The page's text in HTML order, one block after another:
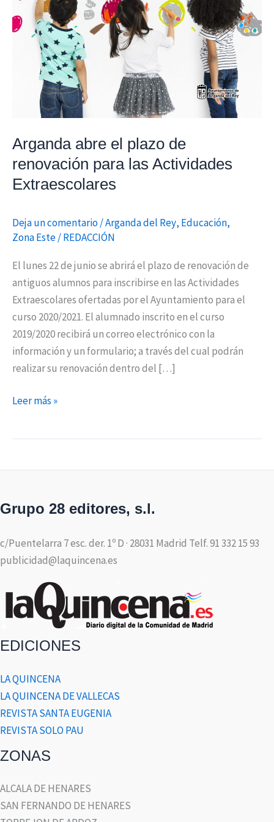
Arganda abre el plazo de
renovación para las Actividades
Extraescolares
Deja un comentario/Arganda del Rey, Educación,
Zona Este/REDACCIÓN
El lunes 22 de junio se abrirá el plazo de renovación de
antiguos alumnos para inscribirse en las Actividades
Extraescolares ofertadas por el Ayuntamiento para el
curso 2020/2021. El alumnado inscrito en el curso
2019/2020 recibirá un correo electrónico con la
información y un formulario; a través del cual podrán
realizar su renovación dentro del […]
Actividades
Extraescolares
Leer más »
Grupo 28 editores, s.l.
c/Puentelarra 7 esc. der. 1º D · 28031 Madrid Telf. 91 332 15 93
publicidad@laquincena.es
EDICIONES
LA QUINCENA
LA QUINCENA DE VALLECAS
REVISTA SANTA EUGENIA
REVISTA SOLO PAU
ZONAS
ALCALA DE HENARES
SAN FERNANDO DE HENARES